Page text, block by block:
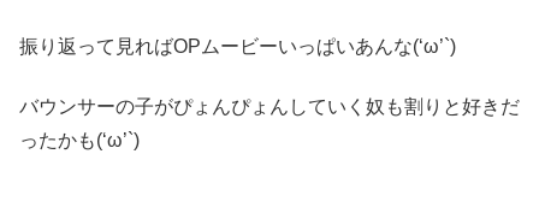
振り返って見ればOPムービーいっぱいあんな(‘ω’`)
バウンサーの子がぴょんぴょんしていく奴も割りと好きだ
ったかも(‘ω’`)